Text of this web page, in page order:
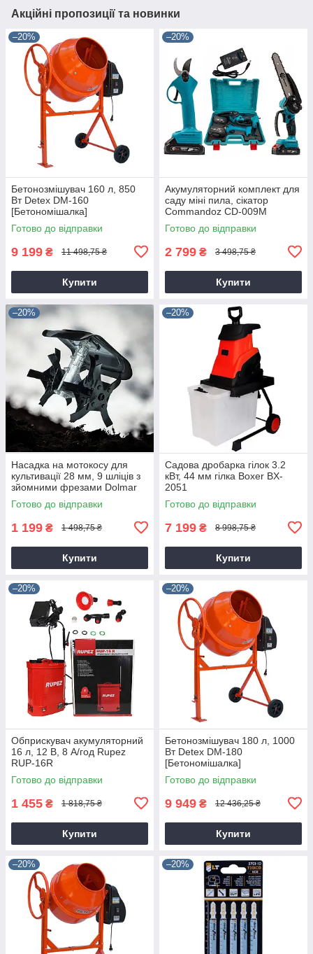
Акційні пропозиції та новинки
–20%
Бетонозмішувач 160 л, 850
Вт Detex DM-160
[Бетономішалка]
Готово до відправки
9 199 ₴ 11 498,75 ₴
Купити
–20%
Акумуляторний комплект для
саду міні пила, сікатор
Commandoz CD-009M
Готово до відправки
2 799 ₴ 3 498,75 ₴
Купити
–20%
Насадка на мотокосу для
культивації 28 мм, 9 шліців з
зйомними фрезами Dolmar
9T28
Готово до відправки
1 199 ₴ 1 498,75 ₴
Купити
–20%
Садова дробарка гілок 3.2
кВт, 44 мм гілка Boxer BX-
2051
Готово до відправки
7 199 ₴ 8 998,75 ₴
Купити
–20%
Обприскувач акумуляторний
16 л, 12 В, 8 А/год Rupez
RUP-16R
Готово до відправки
1 455 ₴ 1 818,75 ₴
Купити
–20%
Бетонозмішувач 180 л, 1000
Вт Detex DM-180
[Бетономішалка]
Готово до відправки
9 949 ₴ 12 436,25 ₴
Купити
–20% –20%